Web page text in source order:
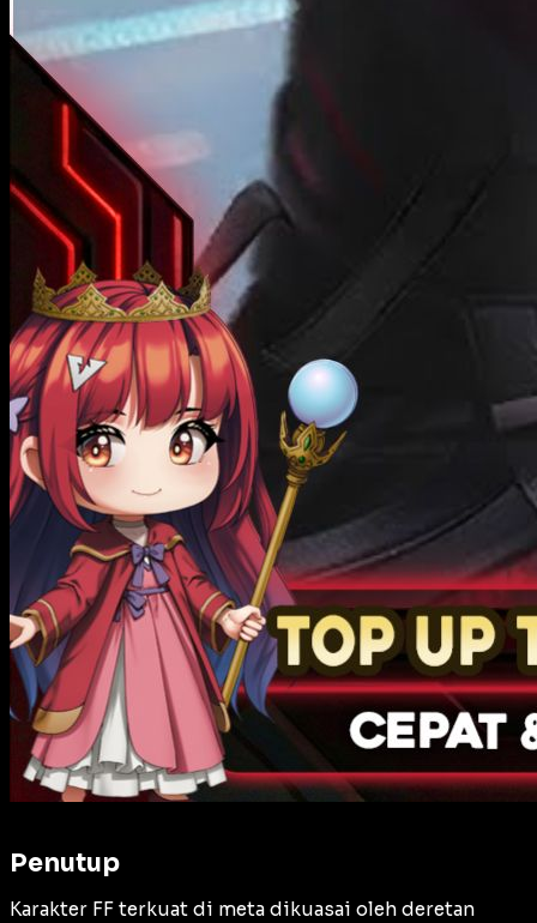
Penutup
Karakter FF terkuat di meta dikuasai oleh deretan